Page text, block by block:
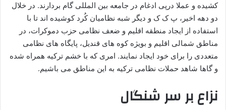
کشیده و عملا درپی ادغام در جامعه بین المللی گام بردارند. در خلال
دو دهه اخیر، پ ک ک و دیگر شبه نظامیان کُرد کوشیده اند تا با
استفاده از ایجاد منطقه اقلیم و ضعف نظامی حزب دموکرات، در
مناطق شمالی اقلیم و بویژه کوه های قندیل، پایگاه های نظامی
متعددی را برای خود ایجاد نمایند. امری که با خشم ترکیه همراه شده
و گاها شاهد حملات نظامی ترکیه به این مناطق می باشیم.
نزاع بر سر شنگال